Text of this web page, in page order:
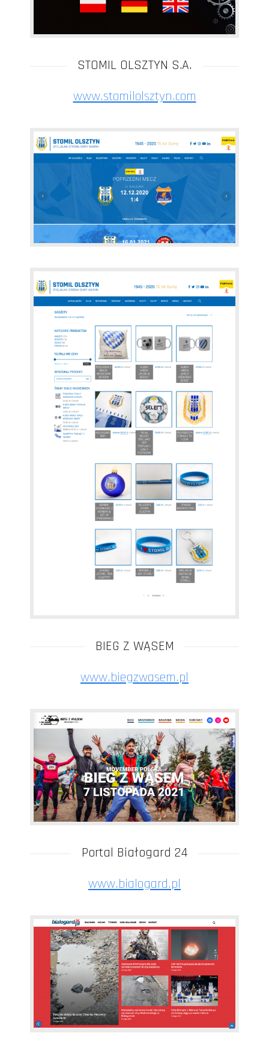
STOMIL OLSZTYN S.A.
www.stomilolsztyn.com
BIEG Z WĄSEM
www.biegzwasem.pl
Portal Białogard 24
www.bialogard.pl